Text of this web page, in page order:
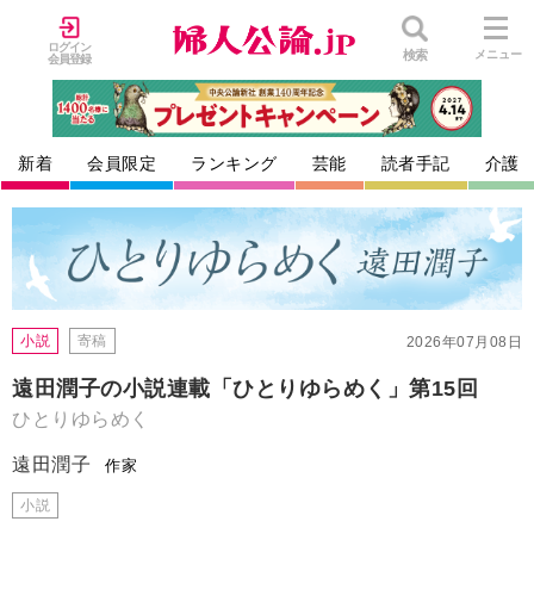
ログイン
会員登録
検索 メニュー
新着 会員限定 ランキング 芸能 読者手記 介護
2026年07月08日
小説 寄稿
遠田潤子の小説連載「ひとりゆらめく」第15回
ひとりゆらめく
遠田潤子 作家
小説